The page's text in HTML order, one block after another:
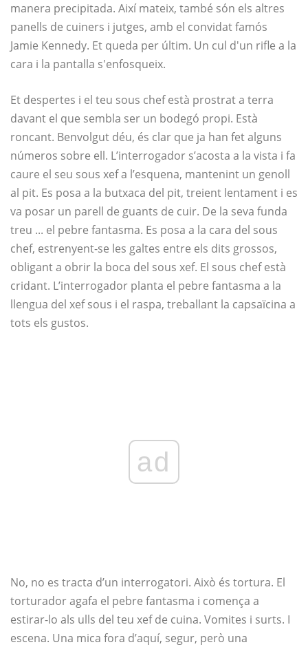
manera precipitada. Així mateix, també són els altres
panells de cuiners i jutges, amb el convidat famós
Jamie Kennedy. Et queda per últim. Un cul d'un rifle a la
cara i la pantalla s'enfosqueix.
Et despertes i el teu sous chef està prostrat a terra
davant el que sembla ser un bodegó propi. Està
roncant. Benvolgut déu, és clar que ja han fet alguns
números sobre ell. L’interrogador s’acosta a la vista i fa
caure el seu sous xef a l’esquena, mantenint un genoll
al pit. Es posa a la butxaca del pit, treient lentament i es
va posar un parell de guants de cuir. De la seva funda
treu ... el pebre fantasma. Es posa a la cara del sous
chef, estrenyent-se les galtes entre els dits grossos,
obligant a obrir la boca del sous xef. El sous chef està
cridant. L’interrogador planta el pebre fantasma a la
llengua del xef sous i el raspa, treballant la capsaïcina a
tots els gustos.
ad
No, no es tracta d’un interrogatori. Això és tortura. El
torturador agafa el pebre fantasma i comença a
estirar-lo als ulls del teu xef de cuina. Vomites i surts. I
escena. Una mica fora d’aquí, segur, però una